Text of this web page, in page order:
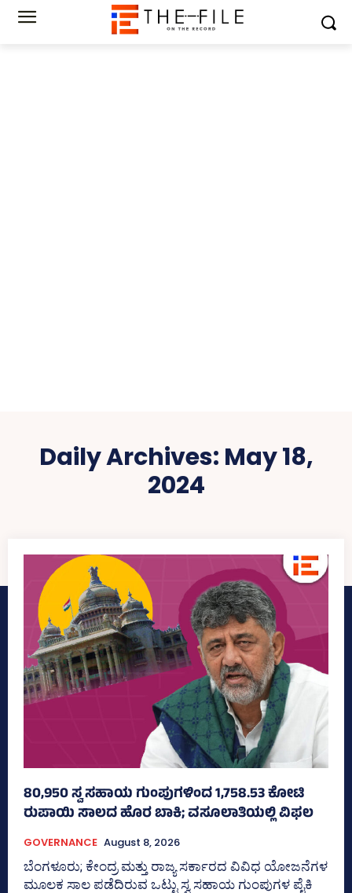
Daily Archives: May 18,
2024
80,950 ಸ್ವ ಸಹಾಯ ಗುಂಪುಗಳಿಂದ 1,758.53 ಕೋಟಿ
ರುಪಾಯಿ ಸಾಲದ ಹೊರ ಬಾಕಿ; ವಸೂಲಾತಿಯಲ್ಲಿ ವಿಫಲ
GOVERNANCE August 8, 2026
ಬೆಂಗಳೂರು; ಕೇಂದ್ರ ಮತ್ತು ರಾಜ್ಯ ಸರ್ಕಾರದ ವಿವಿಧ ಯೋಜನೆಗಳ
ಮೂಲಕ ಸಾಲ ಪಡೆದಿರುವ ಒಟ್ಟು ಸ್ವ ಸಹಾಯ ಗುಂಪುಗಳ ಪೈಕಿ